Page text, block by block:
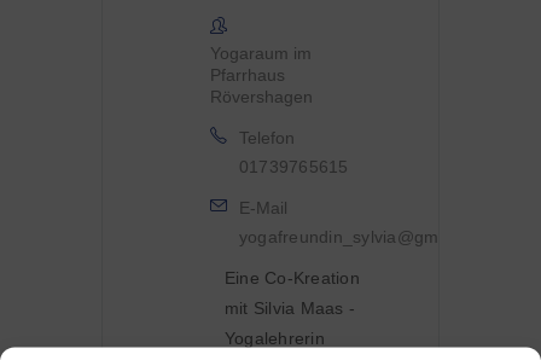
Yogaraum im
Pfarrhaus
Rövershagen
Telefon
01739765615
E-Mail
yogafreundin_sylvia@gmx.de
Eine Co-Kreation
mit Silvia Maas -
Yogalehrerin